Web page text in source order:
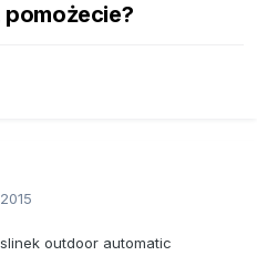
pomożecie?
outdoor automatic